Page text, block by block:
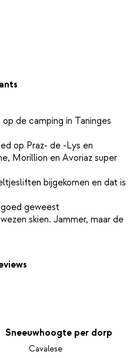
de camping in Taninges
op Praz- de -Lys en
Morillion en Avoriaz super
bijgekomen en dat is
geweest
skien. Jammer, maar de
Sneeuwhoogte per dorp
Cavalese